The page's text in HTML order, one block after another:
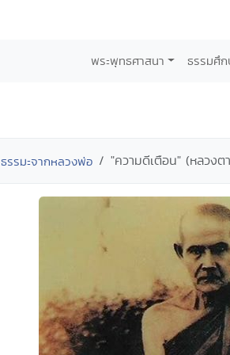
พระพุทธศาสนา ธรรมศึก
ธรรมะจากหลวงพ่อ "ความดีเตือน" (หลวง